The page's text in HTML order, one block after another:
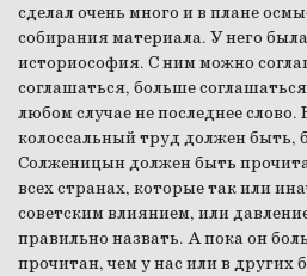
сделал очень много и в плане
собирания материала. У него
историософия. С ним можно
соглашаться, больше
любом случае не последнее
колоссальный труд должен быть,
Солженицын должен быть
всех странах, которые так или
советским влиянием, или
правильно назвать. А пока он
прочитан, чем у нас или в других